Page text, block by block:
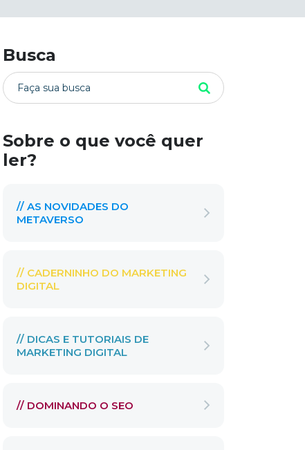
Busca
Sobre o que você quer
ler?
// AS NOVIDADES DO
METAVERSO
// CADERNINHO DO MARKETING
DIGITAL
// DICAS E TUTORIAIS DE
MARKETING DIGITAL
// DOMINANDO O SEO